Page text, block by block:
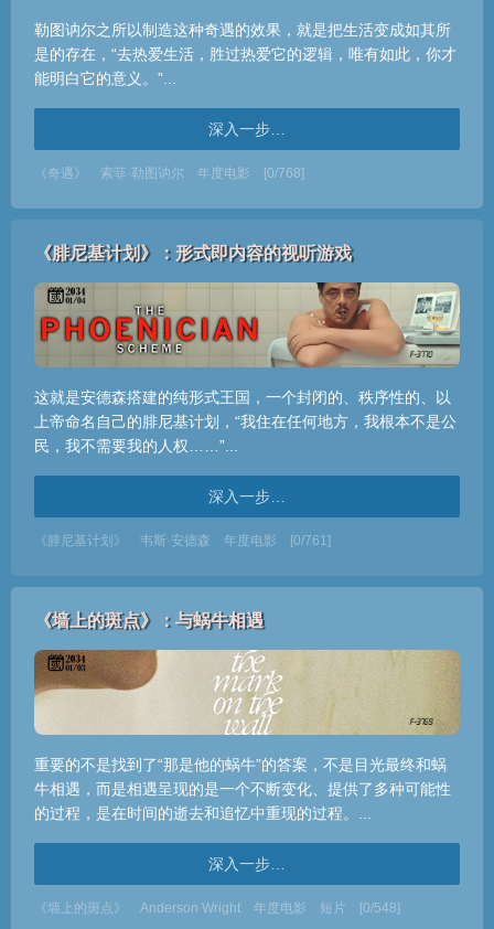
勒图讷尔之所以制造这种奇遇的效果，就是把生活变成如其所
是的存在，“去热爱生活，胜过热爱它的逻辑，唯有如此，你才
能明白它的意义。”...
深入一步…
《奇遇》 索菲·勒图讷尔 年度电影 [0/768]
《腓尼基计划》：形式即内容的视听游戏
这就是安德森搭建的纯形式王国，一个封闭的、秩序性的、以
上帝命名自己的腓尼基计划，“我住在任何地方，我根本不是公
民，我不需要我的人权……”...
深入一步…
《腓尼基计划》 韦斯·安德森 年度电影 [0/761]
《墙上的斑点》：与蜗牛相遇
重要的不是找到了“那是他的蜗牛”的答案，不是目光最终和蜗
牛相遇，而是相遇呈现的是一个不断变化、提供了多种可能性
的过程，是在时间的逝去和追忆中重现的过程。...
深入一步…
《墙上的斑点》 Anderson Wright 年度电影 短片 [0/548]